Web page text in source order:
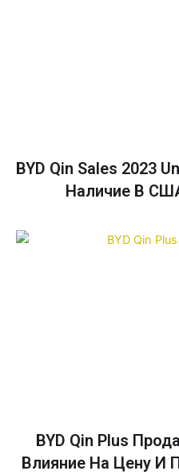
BYD Qin Sales 2023
Наличие В
BYD Qin Plus
Влияние На Цену И